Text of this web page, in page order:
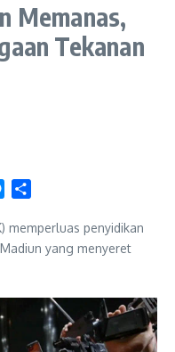
Memanas,
Tekanan
Messenger
memperluas penyidikan
yang menyeret